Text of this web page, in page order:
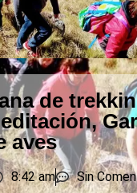
de
aves
8:42 am Sin